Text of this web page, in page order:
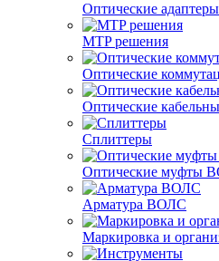
Оптические адаптеры
MTP решения
Оптические
Оптические
Сплиттеры
Оптические муфты
Арматура ВОЛС
Маркировка и